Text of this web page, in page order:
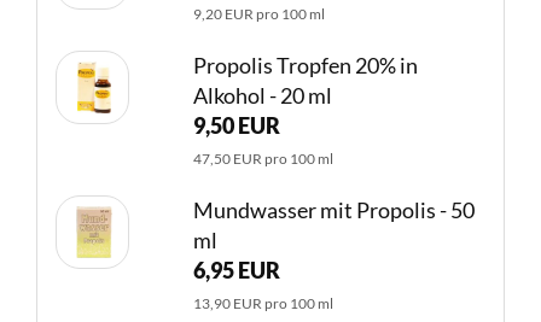
9,20 EUR pro 100 ml
Propolis Tropfen 20% in
Alkohol - 20 ml
9,50 EUR
47,50 EUR pro 100 ml
Mundwasser mit Propolis - 50
ml
6,95 EUR
13,90 EUR pro 100 ml